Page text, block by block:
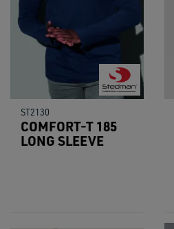
ST2130
COMFORT-T 185
LONG SLEEVE